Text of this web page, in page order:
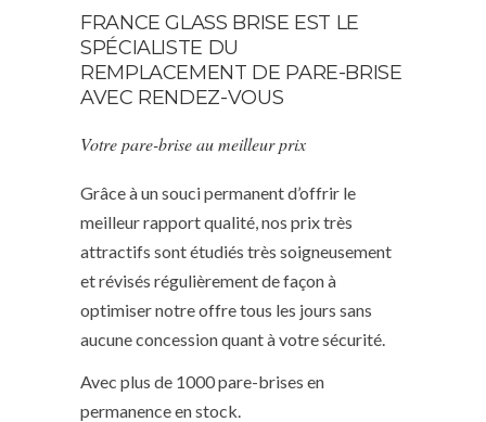
FRANCE GLASS BRISE EST LE
SPÉCIALISTE DU
REMPLACEMENT DE PARE-BRISE
AVEC RENDEZ-VOUS
Votre pare-brise au meilleur prix
Grâce à un souci permanent d’offrir le
meilleur rapport qualité, nos prix très
attractifs sont étudiés très soigneusement
et révisés régulièrement de façon à
optimiser notre offre tous les jours sans
aucune concession quant à votre sécurité.
Avec plus de 1000 pare-brises en
permanence en stock.